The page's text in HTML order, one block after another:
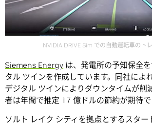
NVIDIA DRIVE Sim での自動運転車のト
Siemens Energy は、発電所の予知保全
タル ツインを作成しています。同社によ
デジタル ツインによりダウンタイムが削
者は年間で推定 17 億ドルの節約が期待で
ソルト レイク シティを拠点とするスター